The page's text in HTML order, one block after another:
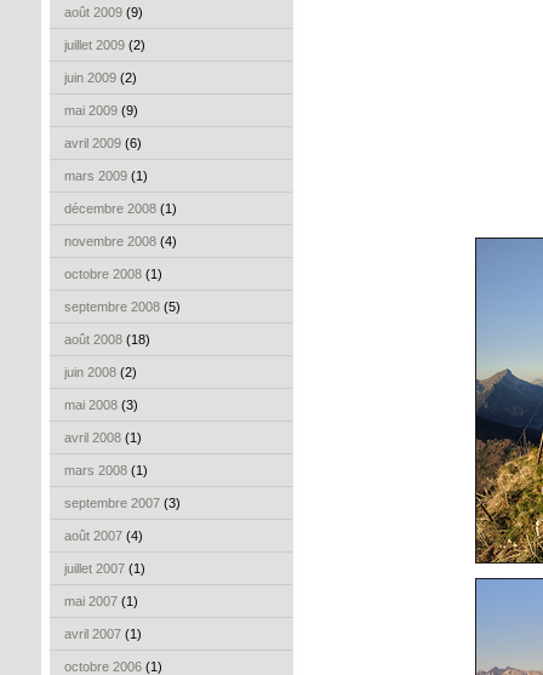
août 2009 (9)
juillet 2009 (2)
juin 2009 (2)
mai 2009 (9)
avril 2009 (6)
mars 2009 (1)
décembre 2008 (1)
novembre 2008 (4)
octobre 2008 (1)
septembre 2008 (5)
août 2008 (18)
juin 2008 (2)
mai 2008 (3)
avril 2008 (1)
mars 2008 (1)
septembre 2007 (3)
août 2007 (4)
juillet 2007 (1)
mai 2007 (1)
avril 2007 (1)
octobre 2006 (1)